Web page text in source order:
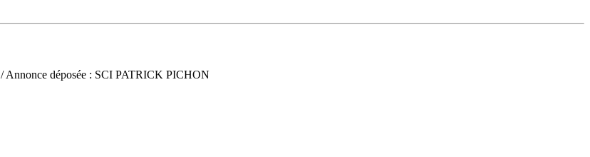
/ Annonce déposée : SCI PATRICK PICHON